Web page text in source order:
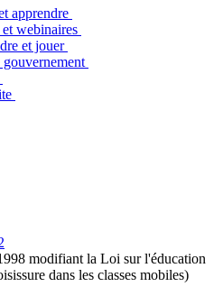
apprendre
webinaires
et jouer
modifiant la Loi sur l'éducation
dans les classes mobiles)